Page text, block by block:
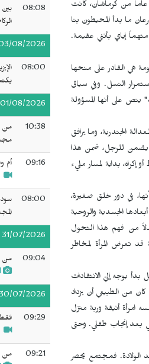
، البالغة 32 عاماً من كرماشان، كانت
ما بدأ المحيطون بنا
إياي بأنني عقيمة.
هي القادر على منحها
النسل. وفي سياق
ينص على أنها المسؤولة
الجندرية، وما يرافق
يضمن للرجل، ضمن هذا
إكراه، بداية لمسار مليء
في دور خلق صغيرة،
الجسدية والروحية
من فهم هذا التحول
قد تعرض المرأة لمخاطر
يوجه إليّ الانتقادات
من الطبيعي أن يزداد
امرأة أنيقة وربة منزل
بعد إنجاب طفلي. وحتى
الولادة. فمجتمع يحصر
08:08
08/2026
08:00
01/08/2026
10:38
من
09:16 أم
08:00
31/07/2026
09:04 من الإبادة الـ
07/2026
09:29
09:21 من الإبادة الـ